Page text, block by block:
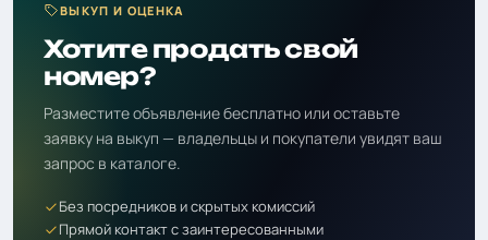
ВЫКУП И ОЦЕНКА
Хотите продать свой
номер?
Разместите объявление бесплатно или оставьте
заявку на выкуп — владельцы и покупатели увидят ваш
запрос в каталоге.
Без посредников и скрытых комиссий
Прямой контакт с заинтересованными